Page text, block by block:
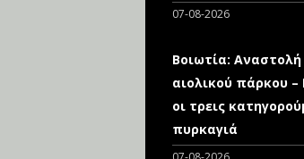
07-08-2026
Βοιωτία: Αναστολή
αιολικού πάρκου
οι τρεις
πυρκαγιά